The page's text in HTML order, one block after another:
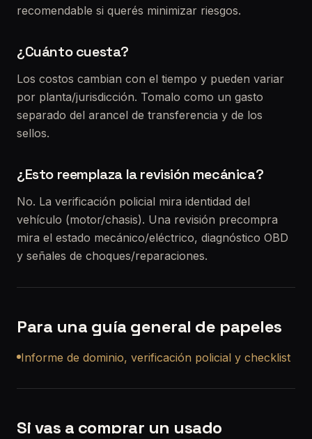
recomendable si querés minimizar riesgos.
¿Cuánto cuesta?
Los costos cambian con el tiempo y pueden variar
por planta/jurisdicción. Tomalo como un gasto
separado del arancel de transferencia y de los
sellos.
¿Esto reemplaza la revisión mecánica?
No. La verificación policial mira identidad del
vehículo (motor/chasis). Una revisión precompra
mira el estado mecánico/eléctrico, diagnóstico OBD
y señales de choques/reparaciones.
Para una guía general de papeles
Informe de dominio, verificación policial y checklist
Si vas a comprar un usado